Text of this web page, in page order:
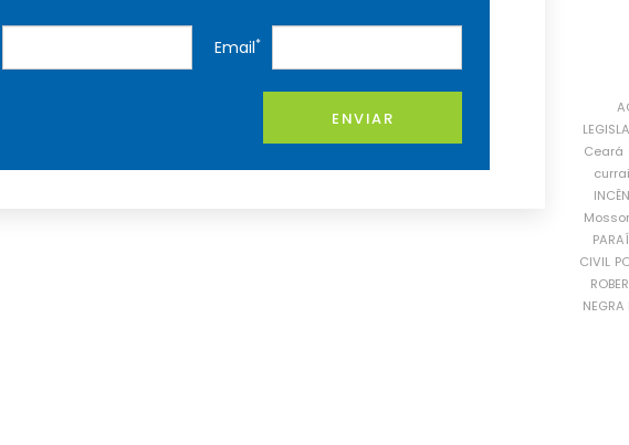
Email*
ENVIAR
Ceará
CIVIL
NEGRA